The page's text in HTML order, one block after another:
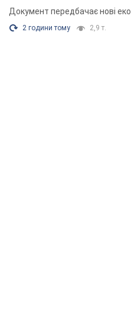
Документ передбачає нові
2 години тому 2,9 т.